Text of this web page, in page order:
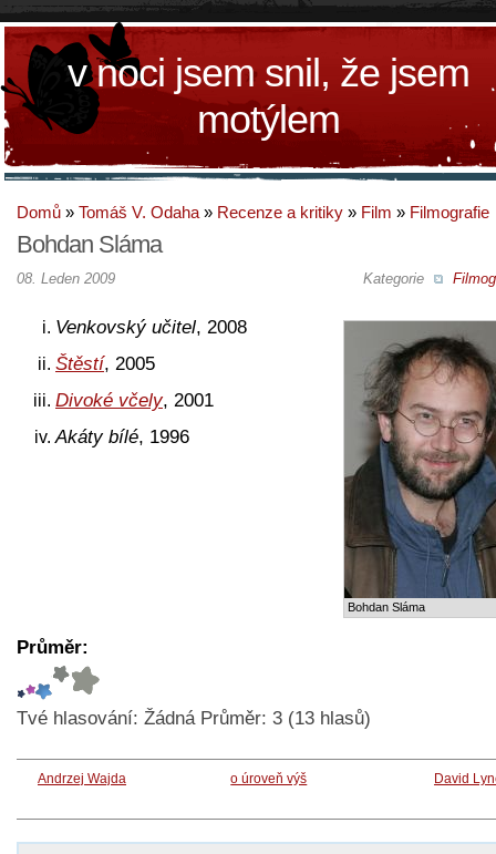
v noci jsem snil, že jsem
motýlem
Domů » Tomáš V. Odaha » Recenze a kritiky » Film » Filmografie
Bohdan Sláma
Kategorie
08. Leden 2009
Bohdan Sláma
Venkovský učitel, 2008
Štěstí, 2005
Divoké včely, 2001
Akáty bílé, 1996
Průměr:
Tvé hlasování: Žádná Průměr: 3 (13 hlasů)
Andrzej Wajda o úroveň výš David